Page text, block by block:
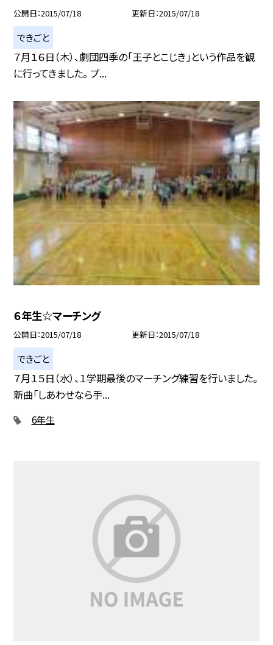
公開日 2015/07/18 更新日 2015/07/18
できごと
７月１６日（木）、劇団四季の「王子とこじき」という作品を観
に行ってきました。 プ...
６年生☆マーチング
公開日 2015/07/18 更新日 2015/07/18
できごと
７月１５日（水）、１学期最後のマーチング練習を行いました。
新曲「しあわせなら手...
6年生